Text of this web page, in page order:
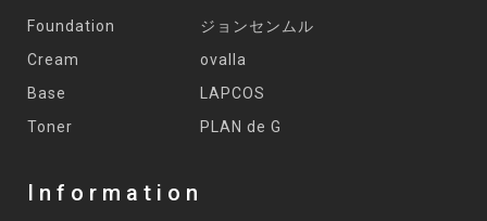
Foundation
Cream
Base
Toner
ジョンセンムル
ovalla
LAPCOS
PLAN de G
Information